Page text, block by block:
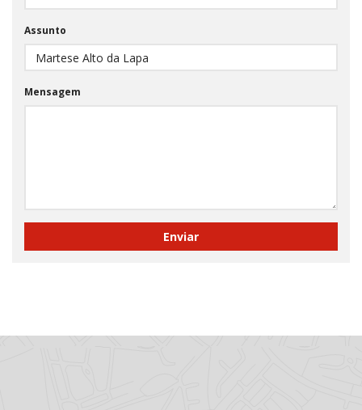
Assunto
Mensagem